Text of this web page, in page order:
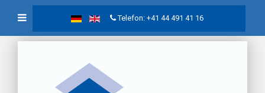
Telefon: +41 44 491 41 16